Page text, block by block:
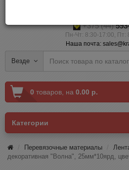
+375 (44)
Пн-Чт: 8:30-17:00, Пт:
Наша почта:
Везде
0 товаров, на 0.00 р.
Категории
Перевязочные материалы
декоративная "Волна", 25мм*10ярд,